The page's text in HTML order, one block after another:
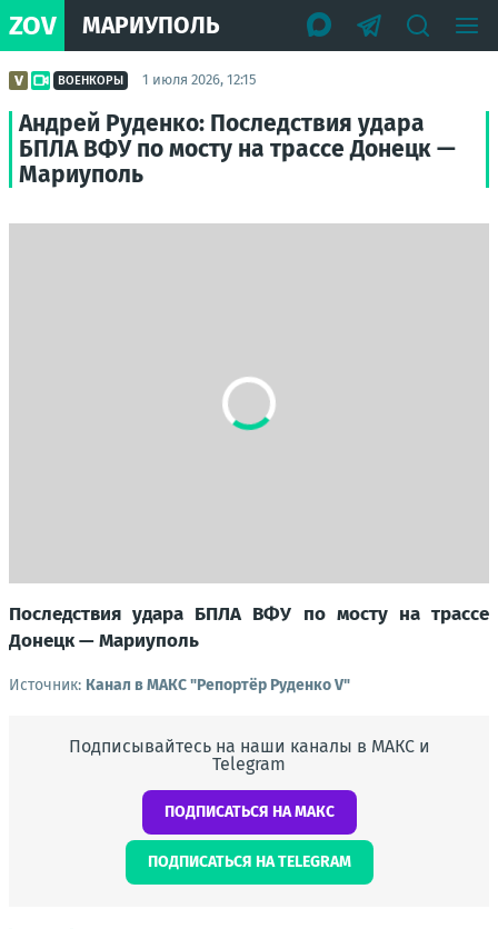
ZOV МАРИУПОЛЬ
ВОЕНКОРЫ 1 июля 2026, 12:15
Андрей Руденко: Последствия удара
БПЛА ВФУ по мосту на трассе Донецк —
Мариуполь
Последствия удара БПЛА ВФУ по мосту на трассе
Донецк — Мариуполь
Источник: Канал в МАКС "Репортёр Руденко V"
Подписывайтесь на наши каналы в МАКС и
Telegram
ПОДПИСАТЬСЯ НА МАКС
ПОДПИСАТЬСЯ НА TELEGRAM